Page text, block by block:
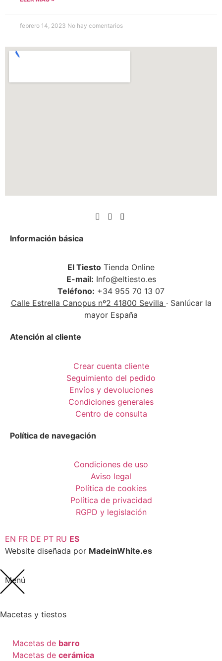
febrero 14, 2023 No hay comentarios
Información básica
El Tiesto Tienda Online
E-mail: Info@eltiesto.es
Teléfono: +34 955 70 13 07
Calle Estrella Canopus nº2 41800 Sevilla · Sanlúcar la
mayor España
Atención al cliente
Crear cuenta cliente
Seguimiento del pedido
Envíos y devoluciones
Condiciones generales
Centro de consulta
Política de navegación
Condiciones de uso
Aviso legal
Política de cookies
Política de privacidad
RGPD y legislación
EN FR DE PT RU ES
Website diseñada por MadeinWhite.es
Menú
Macetas y tiestos
Macetas de barro
Macetas de cerámica